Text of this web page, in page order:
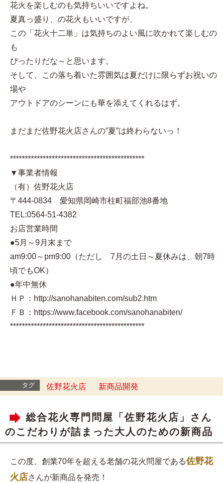
花火を楽しむのも気持ちいいですよね。
夏真っ盛り、の花火もいいですが、
この「花火十二単」は気持ちのよい風に吹かれて楽しむの
も
ぴったりだな～と思います。
そして、この落ち着いた雰囲気は夏だけに限らずお祝いの
場や
アウトドアのシーンにも華を添えてくれるはず。
まだまだ佐野花火店さんの”夏”は終わらないっ！
*********************************************
▼事業者情報
（有）佐野花火店
〒444-0834 愛知県岡崎市柱町福部池8番地
TEL:0564-51-4382
お店営業時間
●5月～9月末まで
am9:00～pm9:00（ただし 7月の土日～夏休みは、朝7時
頃でもOK）
●年中無休
ＨＰ：http://sanohanabiten.com/sub2.htm
ＦＢ：https://www.facebook.com/sanohanabiten/
*********************************************
タグ 佐野花火店 新商品開発
総合花火専門問屋「佐野花火店」さん
のこだわりが詰まった大人のための新商品
この度、創業70年を超える老舗の花火問屋である佐野花
火店さんが新商品を発売！